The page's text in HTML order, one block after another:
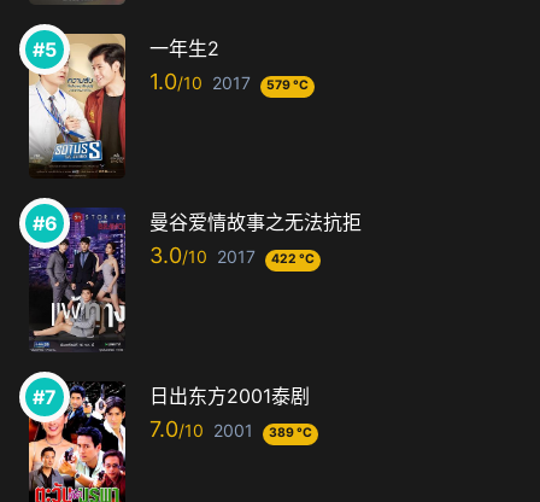
一年生2
1.0 2017 579 °C
曼谷爱情故事之无法抗拒
3.0 2017 422 °C
日出东方2001泰剧
7.0 2001 389 °C